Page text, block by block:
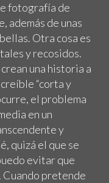
fotografía de
además de unas
Otra cosa es
y recosidos.
una historia a
“corta y
el problema
en un
y
quizá el que se
evitar que
Cuando pretende